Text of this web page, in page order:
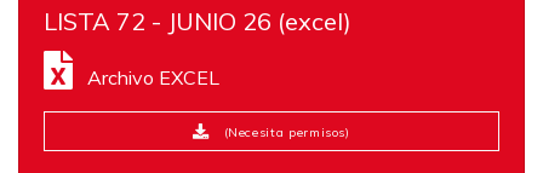
LISTA 72 - JUNIO 26 (excel)
Archivo EXCEL
(Necesita permisos)